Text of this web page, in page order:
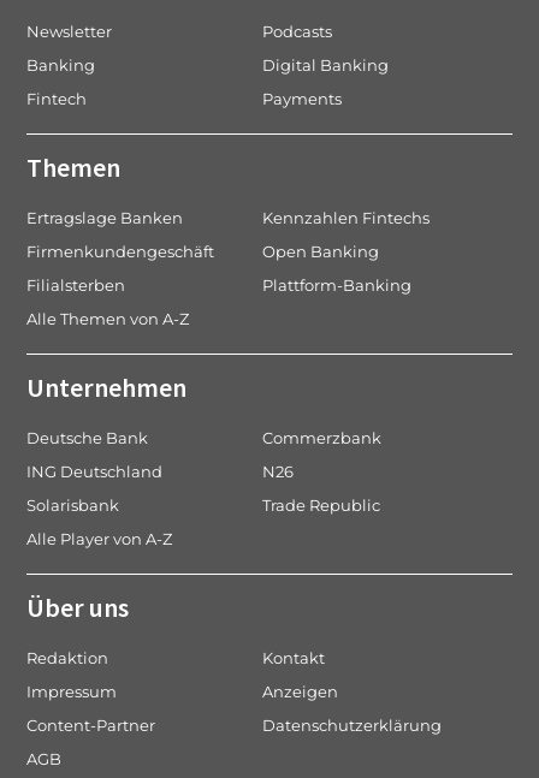
Newsletter
Podcasts
Banking
Digital Banking
Fintech
Payments
Themen
Ertragslage Banken
Kennzahlen Fintechs
Firmenkundengeschäft
Open Banking
Filialsterben
Plattform-Banking
Alle Themen von A-Z
Unternehmen
Deutsche Bank
Commerzbank
ING Deutschland
N26
Solarisbank
Trade Republic
Alle Player von A-Z
Über uns
Redaktion
Kontakt
Impressum
Anzeigen
Content-Partner
Datenschutzerklärung
AGB